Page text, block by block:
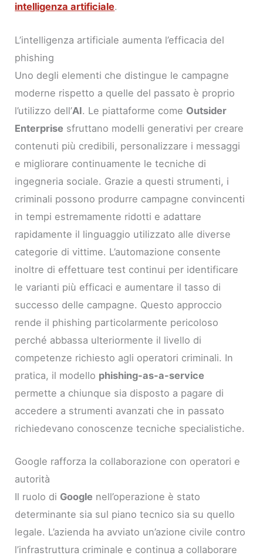
intelligenza artificiale.
L’intelligenza artificiale aumenta l’efficacia del
phishing
Uno degli elementi che distingue le campagne
moderne rispetto a quelle del passato è proprio
l’utilizzo dell’AI. Le piattaforme come Outsider
Enterprise sfruttano modelli generativi per creare
contenuti più credibili, personalizzare i messaggi
e migliorare continuamente le tecniche di
ingegneria sociale. Grazie a questi strumenti, i
criminali possono produrre campagne convincenti
in tempi estremamente ridotti e adattare
rapidamente il linguaggio utilizzato alle diverse
categorie di vittime. L’automazione consente
inoltre di effettuare test continui per identificare
le varianti più efficaci e aumentare il tasso di
successo delle campagne. Questo approccio
rende il phishing particolarmente pericoloso
perché abbassa ulteriormente il livello di
competenze richiesto agli operatori criminali. In
pratica, il modello phishing-as-a-service
permette a chiunque sia disposto a pagare di
accedere a strumenti avanzati che in passato
richiedevano conoscenze tecniche specialistiche.
Google rafforza la collaborazione con operatori e
autorità
Il ruolo di Google nell’operazione è stato
determinante sia sul piano tecnico sia su quello
legale. L’azienda ha avviato un’azione civile contro
l’infrastruttura criminale e continua a collaborare